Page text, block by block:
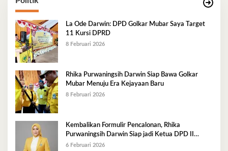
La Ode Darwin: DPD Golkar Mubar Saya Target
11 Kursi DPRD
8 Februari 2026
Rhika Purwaningsih Darwin Siap Bawa Golkar
Mubar Menuju Era Kejayaan Baru
8 Februari 2026
Kembalikan Formulir Pencalonan, Rhika
Purwaningsih Darwin Siap jadi Ketua DPD II
Golkar Mubar
6 Februari 2026